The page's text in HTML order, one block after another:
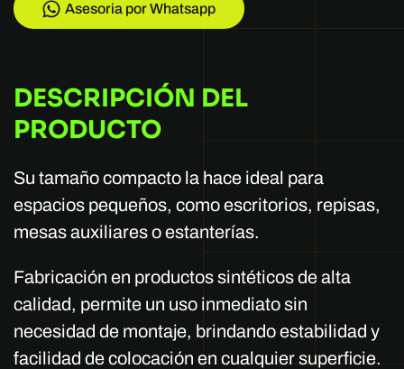
Asesoria por Whatsapp
DESCRIPCIÓN DEL
PRODUCTO
Su tamaño compacto la hace ideal para
espacios pequeños, como escritorios, repisas,
mesas auxiliares o estanterías.
Fabricación en productos sintéticos de alta
calidad, permite un uso inmediato sin
necesidad de montaje, brindando estabilidad y
facilidad de colocación en cualquier superficie.